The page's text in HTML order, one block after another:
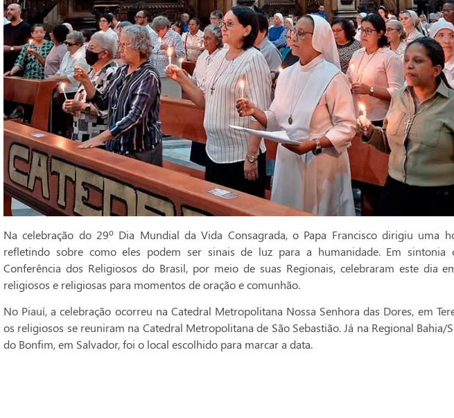
Na celebração do 29º Dia Mundial da Vida Consagrada, o Papa Francisco dirigiu uma
refletindo sobre como eles podem ser sinais de luz para a humanidade. Em sintonia
Conferência dos Religiosos do Brasil, por meio de suas Regionais, celebraram este dia
religiosos e religiosas para momentos de oração e comunhão.
No Piauí, a celebração ocorreu na Catedral Metropolitana Nossa Senhora das Dores, em
os religiosos se reuniram na Catedral Metropolitana de São Sebastião. Já na Regional Bahia/
do Bonfim, em Salvador, foi o local escolhido para marcar a data.